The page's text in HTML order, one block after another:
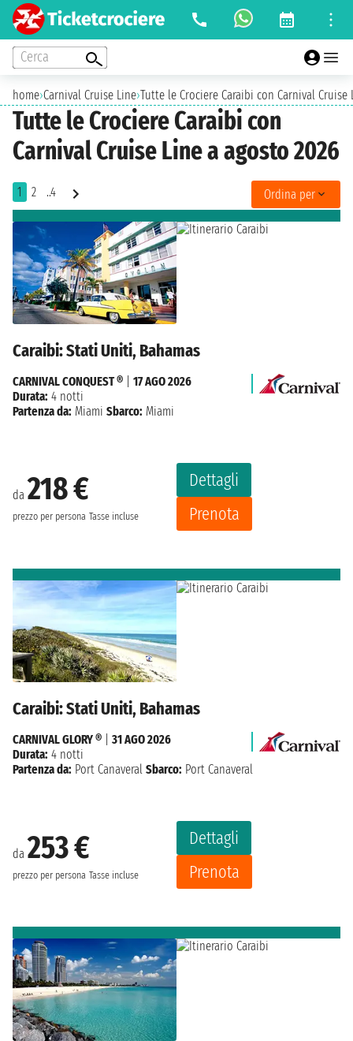
Cerca
home›Carnival Cruise Line›Tutte le Crociere Caraibi con Carnival Cruise
Tutte le Crociere Caraibi con
Carnival Cruise Line a agosto 2026
1 2 ..4 Ordina per
Caraibi: Stati Uniti, Bahamas
da 218 €
prezzo per persona Tasse incluse
Dettagli
Prenota
CARNIVAL CONQUEST ®
17 AGO 2026
Durata: 4 notti
Partenza da: Miami Sbarco: Miami
Caraibi: Stati Uniti, Bahamas
da 253 €
prezzo per persona Tasse incluse
Dettagli
Prenota
CARNIVAL GLORY ®
31 AGO 2026
Durata: 4 notti
Partenza da: Port Canaveral Sbarco: Port Canaveral